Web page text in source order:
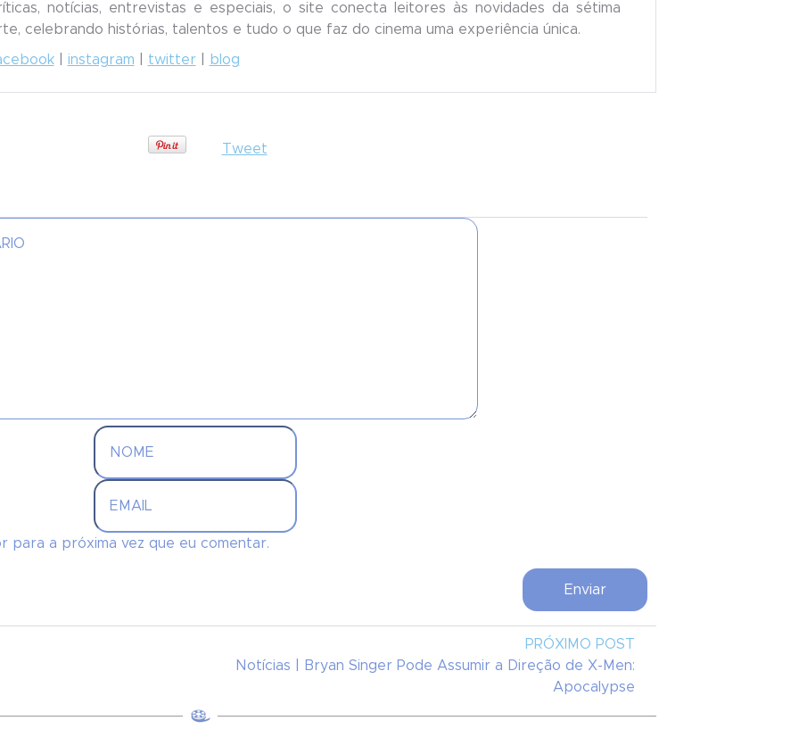
notícias, entrevistas e especiais, o site conecta leitores às novidades da sétima
celebrando histórias, talentos e tudo o que faz do cinema uma experiência única.
| instagram twitter| blog
Tweet
para a próxima vez que eu comentar.
PRÓXIMO POST
Notícias | Bryan Singer Pode Assumir a Direção de X-Men:
Apocalypse